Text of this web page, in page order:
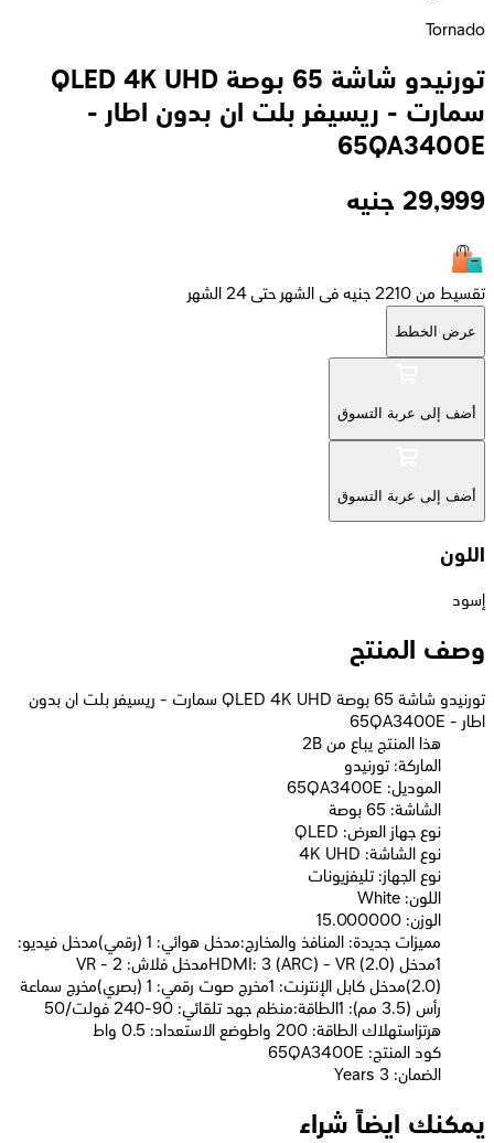
Tornado
تورنيدو شاشة 65 بوصة QLED 4K UHD
سمارت - ريسيفر بلت ان بدون اطار -
65QA3400E
29,999 جنيه
تقسيط من 2210 جنيه فى الشهر حتى 24 الشهر
عرض الخطط
أضف إلى عربة التسوق
أضف إلى عربة التسوق
اللون
إسود
وصف المنتج
تورنيدو شاشة 65 بوصة QLED 4K UHD سمارت - ريسيفر بلت ان بدون
اطار - 65QA3400E
2B هذا المنتج يباع من
الماركة: تورنيدو
الموديل: 65QA3400E
الشاشة: 65 بوصة
نوع جهاز العرض: QLED
نوع الشاشة: 4K UHD
نوع الجهاز: تليفزيونات
اللون: White
الوزن: 15.000000
مميزات جديدة: المنافذ والمخارج:مدخل هوائي: 1 (رقمي)مدخل فيديو:
1مدخل HDMI: 3 (ARC) - VR (2.0)مدخل فلاش: 2 - VR
(2.0)مدخل كابل الإنترنت: 1مخرج صوت رقمي: 1 (بصري)مخرج سماعة
رأس (3.5 مم): 1الطاقة:منظم جهد تلقائي: 90-240 فولت/50
هرتزاستهلاك الطاقة: 200 واطوضع الاستعداد: 0.5 واط
كود المنتج: 65QA3400E
الضمان: 3 Years
يمكنك ايضاً شراء